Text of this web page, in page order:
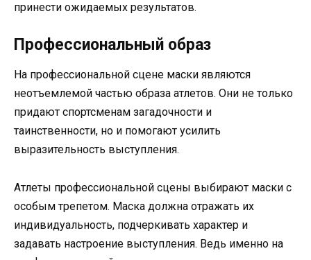
принести ожидаемых результатов.
Профессиональный образ
На профессиональной сцене маски являются
неотъемлемой частью образа атлетов. Они не только
придают спортсменам загадочности и
таинственности, но и помогают усилить
выразительность выступления.
Атлеты профессиональной сцены выбирают маски с
особым трепетом. Маска должна отражать их
индивидуальность, подчеркивать характер и
задавать настроение выступления. Ведь именно на